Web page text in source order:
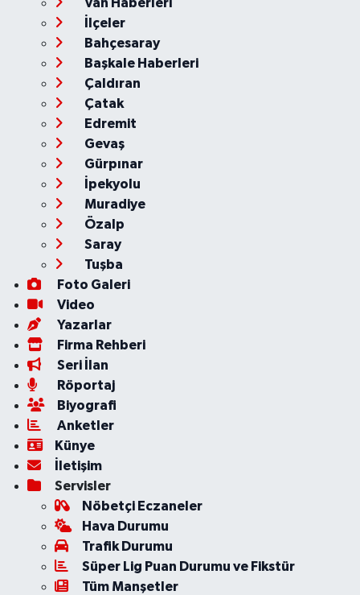
Van Haberleri
İlçeler
Bahçesaray
Başkale Haberleri
Çaldıran
Çatak
Edremit
Gevaş
Gürpınar
İpekyolu
Muradiye
Özalp
Saray
Tuşba
Foto Galeri
Video
Yazarlar
Firma Rehberi
Seri İlan
Röportaj
Biyografi
Anketler
Künye
İletişim
Servisler
Nöbetçi Eczaneler
Hava Durumu
Trafik Durumu
Süper Lig Puan Durumu ve Fikstür
Tüm Manşetler